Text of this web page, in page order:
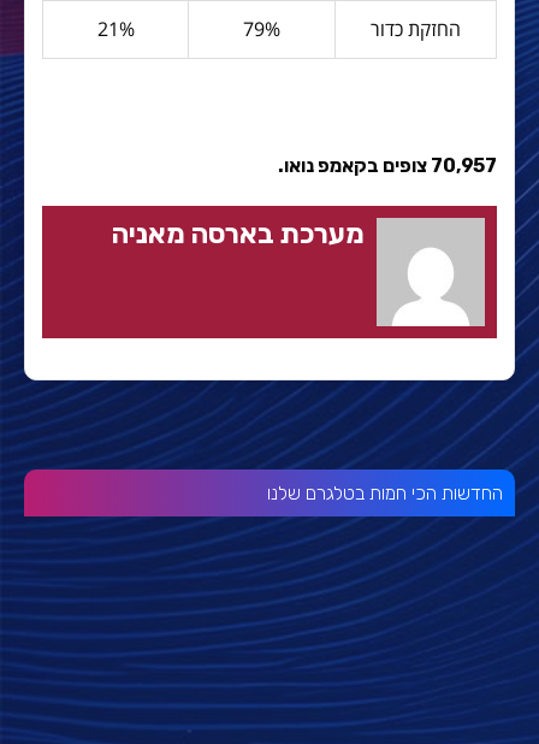
החזקת כדור 79%
21%
70,957 צופים בקאמפ נואו.
מערכת בארסה מאניה
החדשות הכי חמות בטלגרם שלנו